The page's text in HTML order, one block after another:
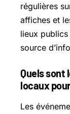
régulières
affiches et
lieux
source
Quels sont
locaux
Les